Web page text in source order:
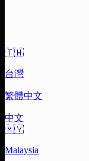
🇹🇼
台灣
繁體中文
中文
🇲🇾
Malaysia